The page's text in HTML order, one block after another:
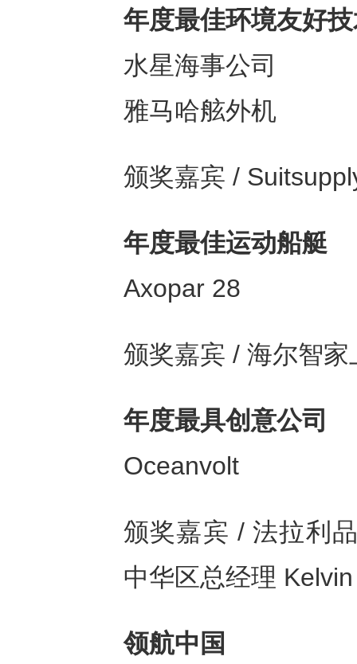
年度最佳环境友好
水星海事公司
雅马哈舷外机
颁奖嘉宾 /
年度最佳运动船艇
Axopar 28
颁奖嘉宾 / 海尔智
年度最具创意公司
Oceanvolt
颁奖嘉宾 / 法拉利
中华区总经理
领航中国